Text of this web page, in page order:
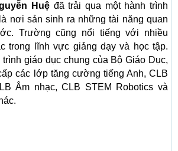
Huệ đã trải qua một hành trình
nơi sản sinh ra những tài năng quan
Trường cũng nổi tiếng với nhiều
trong lĩnh vực giảng dạy và học tập.
giáo dục chung của Bộ Giáo Dục,
các lớp tăng cường tiếng Anh, CLB
Âm nhạc, CLB STEM Robotics và